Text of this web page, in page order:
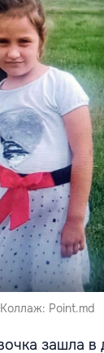
Point.md
зашла в